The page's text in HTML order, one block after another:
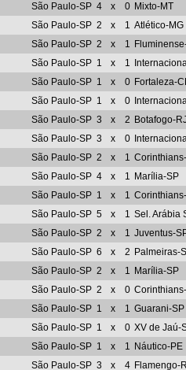
São Paulo-SP 4 x 0 Mixto-MT
São Paulo-SP 2 x 1 Atlético-MG
São Paulo-SP 2 x 1
São Paulo-SP 1 x 1
São Paulo-SP 1 x 0 Fortaleza-
São Paulo-SP 1 x 0
São Paulo-SP 3 x 2 Botafogo-
São Paulo-SP 3 x 0
São Paulo-SP 2 x 1
São Paulo-SP 4 x 1 Marília-SP
São Paulo-SP 1 x 1
São Paulo-SP 5 x 1 Sel. Arábia
São Paulo-SP 2 x 1 Juventus-
São Paulo-SP 6 x 2 Palmeiras-
São Paulo-SP 2 x 1 Marília-SP
São Paulo-SP 2 x 0
São Paulo-SP 1 x 1 Guarani-SP
São Paulo-SP 1 x 0 XV de Jaú-
São Paulo-SP 1 x 1 Náutico-PE
São Paulo-SP 3 x 4 Flamengo-